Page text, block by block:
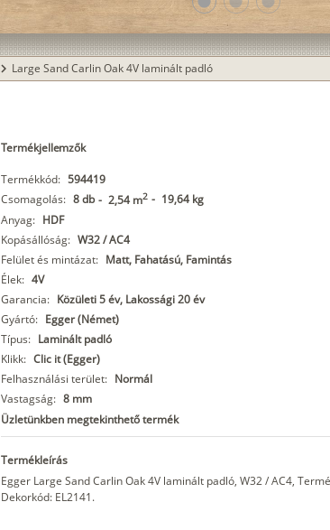
chevron_right Large Sand Carlin Oak 4V laminált padló
Termékjellemzők
Termékkód: 594419
Csomagolás: 8 db - 2,54 m2 - 19,64 kg
Anyag: HDF
Kopásállóság: W32 / AC4
Felület és mintázat: Matt, Fahatású, Famintás
Élek: 4V
Garancia: Közületi 5 év, Lakossági 20 év
Gyártó: Egger (Német)
Típus: Laminált padló
Klikk: Clic it (Egger)
Felhasználási terület: Normál
Vastagság: 8 mm
Üzletünkben megtekinthető termék
Termékleírás
Egger Large Sand Carlin Oak 4V laminált padló, W32 / AC4,
Dekorkód: EL2141.